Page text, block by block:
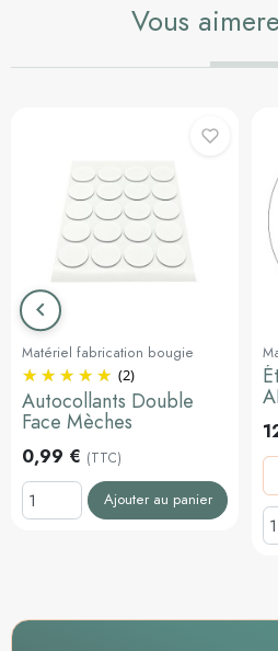
Vous
Précédent
keyboard_arrow_left
Matériel fabrication bougie
(2)
Autocollants Double
Face Mèches
0,99 € (TTC)
Ajouter au panier